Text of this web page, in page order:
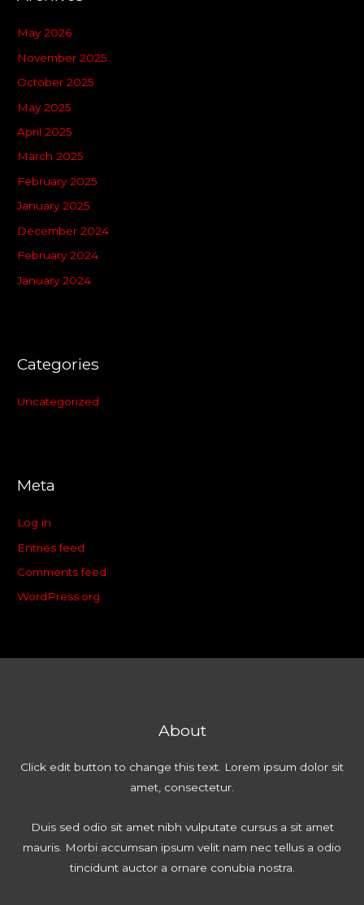
May 2026
November 2025
October 2025
May 2025
April 2025
March 2025
February 2025
January 2025
December 2024
February 2024
January 2024
Categories
Uncategorized
Meta
Log in
Entries feed
Comments feed
WordPress.org
About
Click edit button to change this text. Lorem ipsum dolor sit
amet, consectetur.
Duis sed odio sit amet nibh vulputate cursus a sit amet
mauris. Morbi accumsan ipsum velit nam nec tellus a odio
tincidunt auctor a ornare conubia nostra.